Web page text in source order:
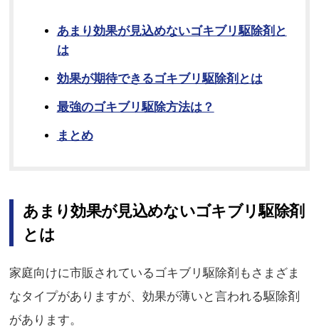
あまり効果が見込めないゴキブリ駆除剤と
は
効果が期待できるゴキブリ駆除剤とは
最強のゴキブリ駆除方法は？
まとめ
あまり効果が見込めないゴキブリ駆除剤
とは
家庭向けに市販されているゴキブリ駆除剤もさまざま
なタイプがありますが、効果が薄いと言われる駆除剤
があります。